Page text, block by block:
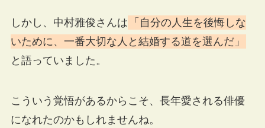
しかし、中村雅俊さんは
「自分の人生を後悔しな
いために、一番大切な人と結婚する道を選んだ」
と語っていました。
こういう覚悟があるからこそ、長年愛される俳優
になれたのかもしれませんね。